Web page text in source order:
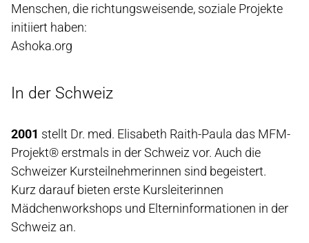
Menschen, die richtungsweisende, soziale Projekte
initiiert haben:
Ashoka.org
In der Schweiz
2001 stellt Dr. med. Elisabeth Raith-Paula das MFM-
Projekt® erstmals in der Schweiz vor. Auch die
Schweizer Kursteilnehmerinnen sind begeistert.
Kurz darauf bieten erste Kursleiterinnen
Mädchenworkshops und Elterninformationen in der
Schweiz an.